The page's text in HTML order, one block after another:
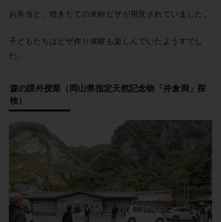
お弁当と、焼きたての米粉ピザが用意されていました。
子どもたちはピザ作り体験も楽しんでいたようすでし
た。
森の課外授業（岡山県指定天然記念物「井倉洞」探
検）